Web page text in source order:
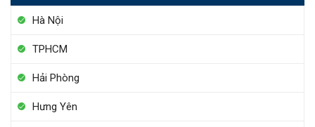
Hà Nội
TPHCM
Hải Phòng
Hưng Yên